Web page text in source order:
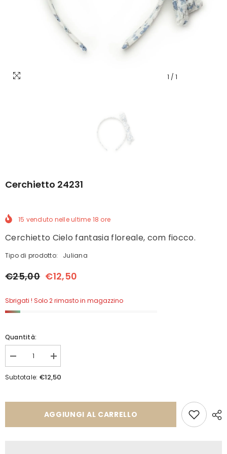
1 / 1
Cerchietto 24231
15 venduto nelle ultime 18 ore
Cerchietto Cielo fantasia floreale, com fiocco.
Tipo di prodotto: Juliana
€25,00 €12,50
Sbrigati ! Solo 2 rimasto in magazzino
Quantità:
Diminuisci
quantità
per
Aumenta
quantità
per
Subtotale: €12,50
AGGIUNGI AL CARRELLO